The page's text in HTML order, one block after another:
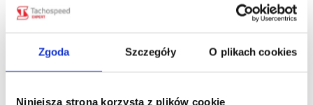
Zgoda Szczegóły O plikach cookies
Niniejsza strona korzysta z plików cookie
tachograf nie działa? Test wiedzy
z karty i wykresówki? Test wiedzy